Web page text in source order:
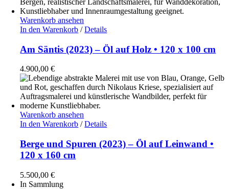
Warenkorb ansehen
In den Warenkorb / Details
Am Säntis (2023) – Öl auf Holz • 120 x 100 cm
4.900,00€
Warenkorb ansehen
In den Warenkorb / Details
Berge und Spuren (2023) – Öl auf Leinwand •
120 x 160 cm
5.500,00€
In Sammlung